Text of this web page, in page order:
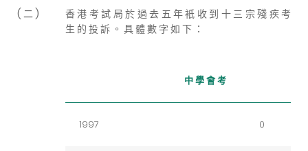
( 二 )
香 港 考 試 局 於 過 去 五 年 衹 收 到 十 三 宗 殘 疾 考
生 的 投 訴 。 具 體 數 字 如 下 ：
中 學 會 考
1997 0